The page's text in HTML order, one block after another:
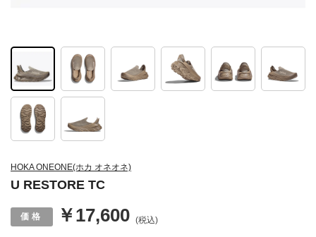
HOKA ONEONE(ホカ オネオネ)
U RESTORE TC
￥17,600 (税込)